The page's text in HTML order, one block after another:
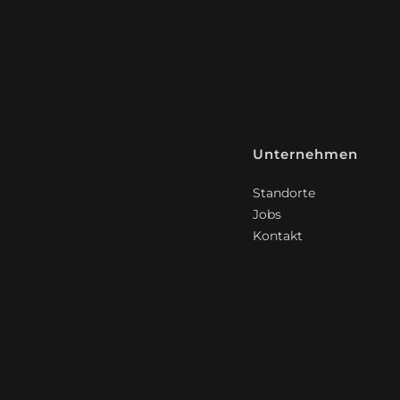
Unternehmen
Standorte
Jobs
Kontakt